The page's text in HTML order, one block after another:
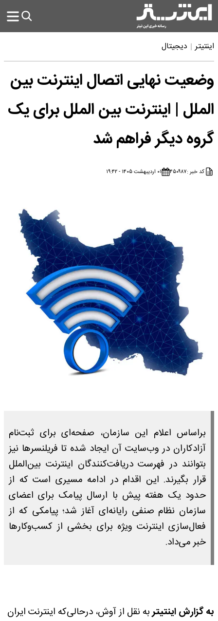
اینتیتر دیجیتال
وضعیت نهایی اتصال اینترنت بین
الملل | اینترنت بین الملل برای یک
گروه دیگر فراهم شد
کد خبر :۴۵۰۹۸۷ ۰۱ اردیبهشت ۱۴۰۵ - ۱۹:۴۲
بر‌اساس اعلام این سازمان، صفحه‌ای برای ثبت‌نام
آزادکاران در وب‌سایت آن ایجاد شده تا فریلنسرها نیز
بتوانند در فهرست دریافت‌کنندگان اینترنت بین‌الملل
قرار بگیرند. این اقدام در ادامه مسیری است که از
حدود یک هفته پیش با ارسال پیامک برای اعضای
سازمان نظام صنفی رایانه‌ای آغاز شد؛ پیامکی که از
فعال‌سازی اینترنت ویژه برای بخشی از کسب‌وکارها
خبر می‌داد.
به گزارش اینتیتربه نقل از آوش، در‌حالی‌که اینترنت ایران